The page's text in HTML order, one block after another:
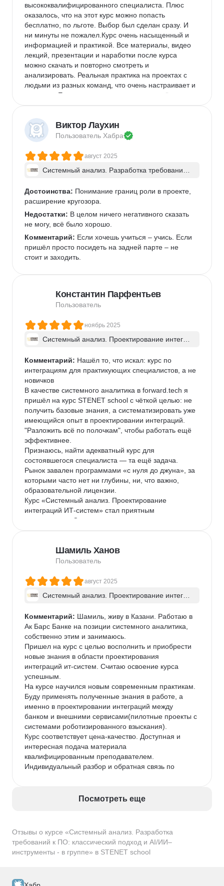
Отзывы о курсе «Системный анализ. Разработка
требований к ПО: классический подход и AI/ИИ–
инструменты - в группе» в STENET school
высококвалифицированного специалиста. Плюс
оказалось, что на этот курс можно попасть
бесплатно, по льготе. Выбор был сделан сразу. И
ни минуты не пожалел.Курс очень насыщенный и
информацией и практикой. Все материалы, видео
лекций, презентации и наработки после курса
можно скачать и повторно смотреть и
анализировать. Реальная практика на проектах с
людьми из разных команд, что очень настраивает и
помогает. Егор очень хорошо и понятно всё
Недостатки: Понравилось в принципе всё. Очень
маленький минус может быть за долгий разбор
Видно ошибки свои и чужие, возможность их
исправить и отзыв преподавателя, что улучшить.
новичков. Всё таки надо иметь какой-то небольшой
опыт работы в IT и рабочий бекграунд.
Виктор Лаухин
Пользователь Хабра
август 2025
Системный анализ. Разработка требований
нты - в группе
Достоинства: Понимание границ роли в проекте,
расширение кругозора.
Недостатки: В целом ничего негативного сказать
не могу, всё было хорошо.
Комментарий: Если хочешь учиться – учись. Если
пришёл просто посидеть на задней парте – не
стоит и заходить.
Константин Парфентьев
Пользователь
ноябрь 2025
Системный анализ. Проектирование интегра
Комментарий: Нашёл то, что искал: курс по
интеграциям для практикующих специалистов, а не
новичков
В качестве системного аналитика в forward.tech я
пришёл на курс STENET school с чёткой целью: не
получить базовые знания, а систематизировать уже
имеющийся опыт в проектировании интеграций.
"Разложить всё по полочкам", чтобы работать ещё
эффективнее.
Признаюсь, найти адекватный курс для
состоявшегося специалиста — та ещё задача.
Рынок завален программами «с нуля до джуна», за
которыми часто нет ни глубины, ни, что важно,
образовательной лицензии.
Курс «Системный анализ. Проектирование
интеграций ИТ-систем» стал приятным
исключением. С первых же минут я понял — попал
Фокус на глубине, а не на скорости. Преподаватель-
эксперт не гнался за таймингом. Мы могли
вопрос от слушателя, пока все не приходили к
без ответа.
прямо на занятии — это бесценно. Мы не просто
слышали feedback, а видели, как эксперт мыслит, и
перенимали его подход.
Язык профессионалов. Каждое занятие было
погружением в профессиональную среду, где
рождаются целесообразные и работающие
решения.
В итоге, проработав 3 месяца в этом интенсивном
режиме, я получил именно ту структуру знаний,
которой мне не хватало. Сегодня я с уверенностью
применяю эти наработки в своих реальных
проектах.
Вывод для коллег-аналитиков: Если вы ищете не
«ещё один курс», а осознанный апгрейд своих
навыков в интеграциях — ваш поиск может
закончиться именно в STENET school!
Шамиль Ханов
Пользователь
август 2025
Системный анализ. Проектирование интегра
Комментарий: Шамиль, живу в Казани. Работаю в
Ак Барс Банке на позиции системного аналитика,
собственно этим и занимаюсь.
Пришел на курс с целью восполнить и приобрести
новые знания в области проектирования
интеграций ит-систем. Считаю освоение курса
успешным.
На курсе научился новым современным практикам.
Буду применять полученные знания в работе, а
именно в проектировании интеграций между
банком и внешними сервисами(пилотные проекты с
системами роботизированного взыскания).
Курс соответствует цена-качество. Доступная и
интересная подача материала
квалифицированным преподавателем.
Индивидуальный разбор и обратная связь по
плюсом. На выходе завершенный оформленный
Посмотреть еще